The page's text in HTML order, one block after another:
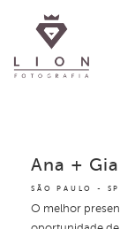
SÃO PAULO - SP
Ana +
O melhor